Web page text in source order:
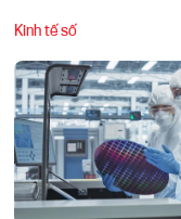
Kinh tế số